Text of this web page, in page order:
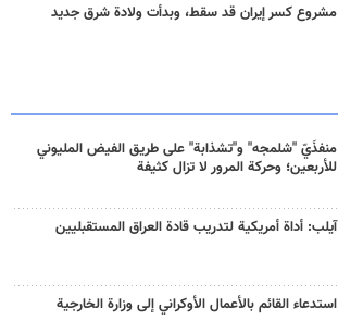
مشروع كسر إيران قد سقط، وبدأت ولادة شرق جديد
منفذَيّ "شلمجه" و"تشذابة" على طريق الفيض المليوني
للأربعين؛ وحركة المرور لا تزال كثيفة
آيلب: أداة أمريكية لتدريب قادة العراق المستقبليين
استدعاء القائم بالأعمال الأوكراني إلى وزارة الخارجية